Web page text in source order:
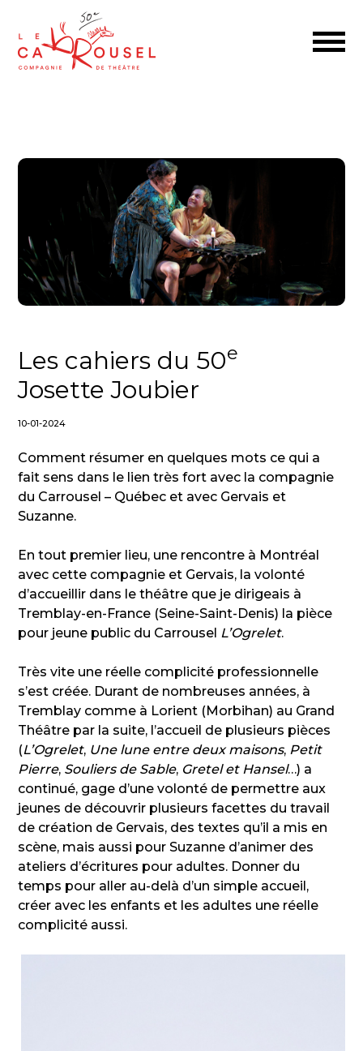
Les cahiers du 50e
Josette Joubier
10-01-2024
Comment résumer en quelques mots ce qui a
fait sens dans le lien très fort avec la compagnie
du Carrousel – Québec et avec Gervais et
Suzanne.
En tout premier lieu, une rencontre à Montréal
avec cette compagnie et Gervais, la volonté
d’accueillir dans le théâtre que je dirigeais à
Tremblay-en-France (Seine-Saint-Denis) la pièce
pour jeune public du Carrousel L’Ogrelet.
Très vite une réelle complicité professionnelle
s’est créée. Durant de nombreuses années, à
Tremblay comme à Lorient (Morbihan) au Grand
Théâtre par la suite, l’accueil de plusieurs pièces
(L’Ogrelet, Une lune entre deux maisons, Petit
Pierre, Souliers de Sable, Gretel et Hansel…) a
continué, gage d’une volonté de permettre aux
jeunes de découvrir plusieurs facettes du travail
de création de Gervais, des textes qu’il a mis en
scène, mais aussi pour Suzanne d’animer des
ateliers d’écritures pour adultes. Donner du
temps pour aller au-delà d’un simple accueil,
créer avec les enfants et les adultes une réelle
complicité aussi.